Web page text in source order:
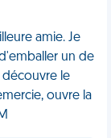
amie. Je
un de
découvre le
ouvre la